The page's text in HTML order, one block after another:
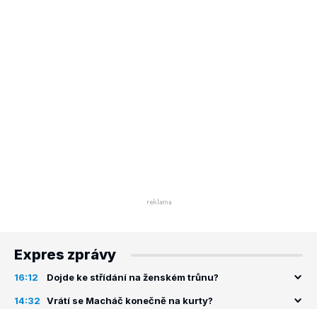
Expres zprávy
16:12 Dojde ke střídání na ženském trůnu?
14:32 Vrátí se Macháč konečně na kurty?